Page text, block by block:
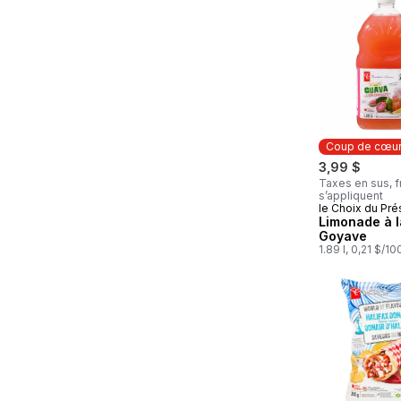
Coup de cœur
3,99 $
Taxes en sus,
s’appliquent
Coup de
le Choix du
Limonade à
Goyave
1.89 l, 0,21 $/